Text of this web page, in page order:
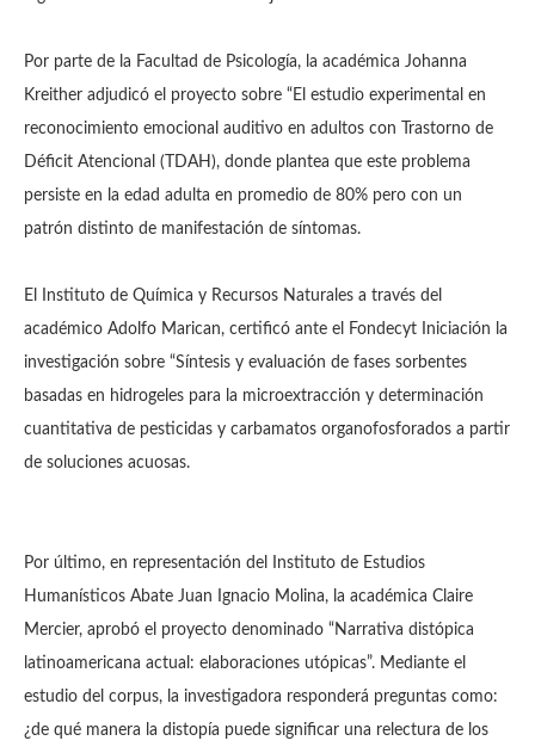
Por parte de la Facultad de Psicología, la académica Johanna
Kreither adjudicó el proyecto sobre “El estudio experimental en
reconocimiento emocional auditivo en adultos con Trastorno de
Déficit Atencional (TDAH), donde plantea que este problema
persiste en la edad adulta en promedio de 80% pero con un
patrón distinto de manifestación de síntomas.
El Instituto de Química y Recursos Naturales a través del
académico Adolfo Marican, certificó ante el Fondecyt Iniciación la
investigación sobre “Síntesis y evaluación de fases sorbentes
basadas en hidrogeles para la microextracción y determinación
cuantitativa de pesticidas y carbamatos organofosforados a partir
de soluciones acuosas.
Por último, en representación del Instituto de Estudios
Humanísticos Abate Juan Ignacio Molina, la académica Claire
Mercier, aprobó el proyecto denominado “Narrativa distópica
latinoamericana actual: elaboraciones utópicas”. Mediante el
estudio del corpus, la investigadora responderá preguntas como:
¿de qué manera la distopía puede significar una relectura de los